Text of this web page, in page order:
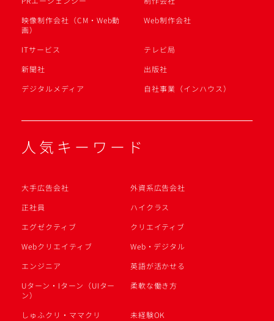
映像制作会社（CM・Web動
画）
Web制作会社
ITサービス
テレビ局
新聞社
出版社
デジタルメディア
自社事業（インハウス）
人気キーワード
大手広告会社
外資系広告会社
正社員
ハイクラス
エグゼクティブ
クリエイティブ
Webクリエイティブ
Web・デジタル
エンジニア
英語が活かせる
Uターン・Iターン（UIター
ン）
柔軟な働き方
しゅふクリ・ママクリ
未経験OK